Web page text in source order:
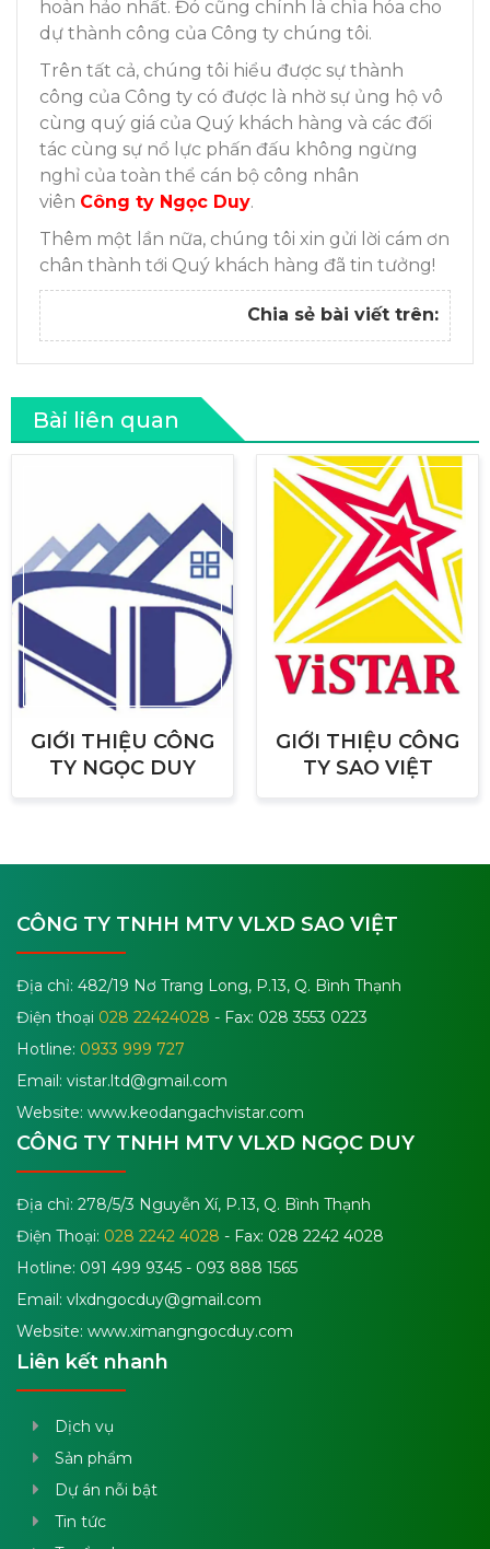
hoàn hảo nhất. Đó cũng chính là chìa hóa cho
dự thành công của Công ty chúng tôi.
Trên tất cả, chúng tôi hiểu được sự thành
công của Công ty có được là nhờ sự ủng hộ vô
cùng quý giá của Quý khách hàng và các đối
tác cùng sự nổ lực phấn đấu không ngừng
nghỉ của toàn thể cán bộ công nhân
viên Công ty Ngọc Duy.
Thêm một lần nữa, chúng tôi xin gửi lời cám ơn
chân thành tới Quý khách hàng đã tin tưởng!
Chia sẻ bài viết trên:
Bài liên quan
GIỚI THIỆU CÔNG
TY NGỌC DUY
GIỚI THIỆU CÔNG
TY SAO VIỆT
CÔNG TY TNHH MTV VLXD SAO VIỆT
Địa chỉ: 482/19 Nơ Trang Long, P.13, Q. Bình Thạnh
Điện thoại 028 22424028 - Fax: 028 3553 0223
Hotline: 0933 999 727
Email: vistar.ltd@gmail.com
Website: www.keodangachvistar.com
CÔNG TY TNHH MTV VLXD NGỌC DUY
Địa chỉ: 278/5/3 Nguyễn Xí, P.13, Q. Bình Thạnh
Điện Thoại: 028 2242 4028 - Fax: 028 2242 4028
Hotline: 091 499 9345 - 093 888 1565
Email: vlxdngocduy@gmail.com
Website: www.ximangngocduy.com
Liên kết nhanh
Dịch vụ
Sản phẩm
Dự án nỗi bật
Tin tức